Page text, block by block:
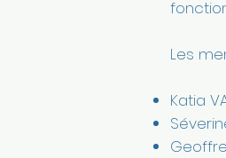
Les
Katia